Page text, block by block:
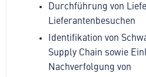
Durchführung von
Lieferantenbesuchen
Identifikation von
Supply Chain sowie
Nachverfolgung von